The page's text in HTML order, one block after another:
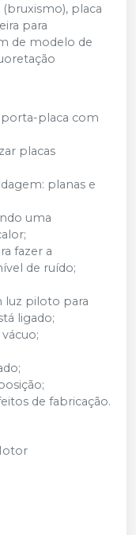
placa
para
de modelo de
porta-placa com
placas
planas e
uma
fazer a
de ruído;
luz piloto para
ligado;
de fabricação.